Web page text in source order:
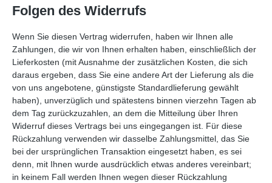
Folgen des Widerrufs
Wenn Sie diesen Vertrag widerrufen, haben wir Ihnen alle
Zahlungen, die wir von Ihnen erhalten haben, einschließlich der
Lieferkosten (mit Ausnahme der zusätzlichen Kosten, die sich
daraus ergeben, dass Sie eine andere Art der Lieferung als die
von uns angebotene, günstigste Standardlieferung gewählt
haben), unverzüglich und spätestens binnen vierzehn Tagen ab
dem Tag zurückzuzahlen, an dem die Mitteilung über Ihren
Widerruf dieses Vertrags bei uns eingegangen ist. Für diese
Rückzahlung verwenden wir dasselbe Zahlungsmittel, das Sie
bei der ursprünglichen Transaktion eingesetzt haben, es sei
denn, mit Ihnen wurde ausdrücklich etwas anderes vereinbart;
in keinem Fall werden Ihnen wegen dieser Rückzahlung